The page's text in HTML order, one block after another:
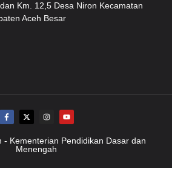
Km. 12,5 Desa Niron Kecamatan
Aceh Besar
- Kementerian Pendidikan Dasar dan
Menengah